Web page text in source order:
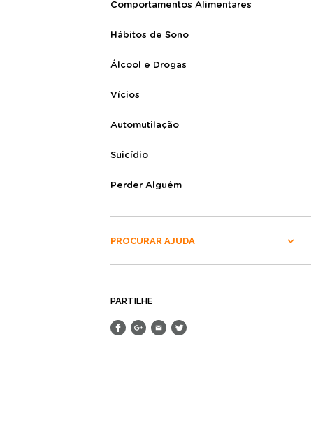
Comportamentos Alimentares
Hábitos de Sono
Álcool e Drogas
Vícios
Automutilação
Suicídio
Perder Alguém
PROCURAR AJUDA
PARTILHE